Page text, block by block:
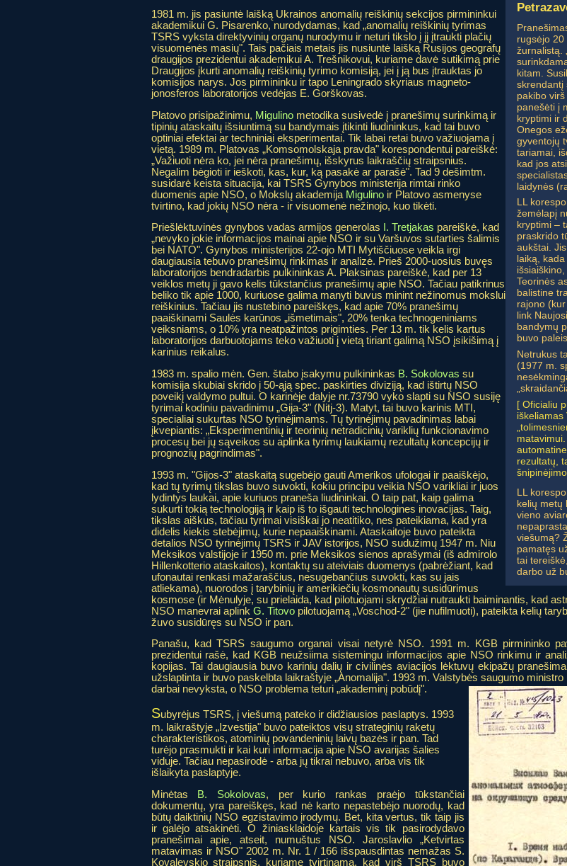
rugsėjo 20
žurnalistą.
kitam.
skrendantį
pakibo
panešėti į
kryptimi ir
Onegos
gyventojų
tariamai,
kad jos
laidynės
LL
žemėlapį
kryptimi –
praskrido
aukštai.
laiką,
Teorinės
balistine
rajono
link
bandymų
buvo
Netrukus
(1977 m.
[ Oficialiu
iškeliamas
rezultatų,
LL
kelių metų
vieno
viešumą?
pamatęs
tai
darbo už
1981 m. jis pasiuntė laišką Ukrainos anomalių reiškinių sekcijos pirmininkui
akademikui G. Pisarenko, nurodydamas, kad „anomalių reiškinių tyrimas
TSRS vyksta direktyvinių organų nurodymu ir neturi tikslo į jį įtraukti plačių
visuomenės masių". Tais pačiais metais jis nusiuntė laišką Rusijos geografų
draugijos prezidentui akademikui A. Trešnikovui, kuriame davė sutikimą prie
Draugijos įkurti anomalių reiškinių tyrimo komisiją, jei į ją bus įtrauktas jo
komisijos narys. Jos pirmininku ir tapo Leningrado skyriaus magneto-
jonosferos laboratorijos vedėjas E. Gorškovas.
Platovo prisipažinimu, Migulinometodika susivedė į pranešimų surinkimą ir
tipinių ataskaitų išsiuntimą su bandymais įtikinti liudininkus, kad tai buvo
optiniai efektai ar techniniai eksperimentai. Tik labai retai buvo važiuojama į
vietą. 1989 m. Platovas „Komsomolskaja pravda" korespondentui pareiškė:
„Važiuoti nėra ko, jei nėra pranešimų, išskyrus laikraščių straipsnius.
Negalim bėgioti ir ieškoti, kas, kur, ką pasakė ar parašė". Tad 9 dešimtm.
susidarė keista situacija, kai TSRS Gynybos ministerija rimtai rinko
duomenis apie NSO, o Mokslų akademija Migulinoir Platovo asmenyse
tvirtino, kad jokių NSO nėra - ir visuomenė nežinojo, kuo tikėti.
Priešlėktuvinės gynybos vadas armijos generolas
I. Tretjakas pareiškė, kad
„nevyko jokie informacijos mainai apie NSO ir su Varšuvos sutarties šalimis
bei NATO". Gynybos ministerijos 22-ojo MTI Mytiščiuose veikla irgi
daugiausia tebuvo pranešimų rinkimas ir analizė. Prieš 2000-uosius buvęs
laboratorijos bendradarbis pulkininkas A. Plaksinas pareiškė, kad per 13
veiklos metų ji gavo kelis tūkstančius pranešimų apie NSO. Tačiau patikrinus
beliko tik apie 1000, kuriuose galima manyti buvus minint nežinomus mokslui
reiškinius. Tačiau jis nustebino pareiškęs, kad apie 70% pranešimų
paaiškinami Saulės karūnos „išmetimais", 20% tenka technogeniniams
veiksniams, o 10% yra neatpažintos prigimties. Per 13 m. tik kelis kartus
laboratorijos darbuotojams teko važiuoti į vietą tiriant galimą NSO įsikišimą į
karinius reikalus.
1983 m. spalio mėn. Gen. štabo įsakymu pulkininkas B. Sokolovas su
komisija skubiai skrido į 50-ąją spec. paskirties diviziją, kad ištirtų NSO
poveikį valdymo pultui. O karinėje dalyje nr.73790 vyko slapti su NSO susiję
tyrimai kodiniu pavadinimu „Gija-3" (Nitj-3). Matyt, tai buvo karinis MTI,
specialiai sukurtas NSO tyrinėjimams. Tų tyrinėjimų pavadinimas labai
įkvepiantis: „Eksperimentinių ir teorinių netradicinių variklių funkcionavimo
procesų bei jų sąveikos su aplinka tyrimų laukiamų rezultatų koncepcijų ir
prognozių pagrindimas".
1993 m. "Gijos-3" ataskaitą sugebėjo gauti Amerikos ufologai ir paaiškėjo,
kad tų tyrimų tikslas buvo suvokti, kokiu principu veikia NSO varikliai ir juos
lydintys laukai, apie kuriuos praneša liudininkai. O taip pat, kaip galima
sukurti tokią technologiją ir kaip iš to išgauti technologines inovacijas. Taig,
tikslas aiškus, tačiau tyrimai visiškai jo neatitiko, nes pateikiama, kad yra
didelis kiekis stebėjimų, kurie nepaaiškinami. Ataskaitoje buvo pateikta
detalios NSO tyrinėjimų TSRS ir JAV istorijos, NSO sudužimų 1947 m. Niu
Meksikos valstijoje ir 1950 m. prie Meksikos sienos aprašymai (iš admirolo
Hillenkotterio ataskaitos), kontaktų su ateiviais duomenys (pabrėžiant, kad
ufonautai renkasi mažaraščius, nesugebančius suvokti, kas su jais
atliekama), nuorodos į tarybinių ir amerikiečių kosmonautų susidūrimus
kosmose (ir Mėnulyje, su prielaida, kad pilotuojami skrydžiai nutraukti baiminantis, kad
NSO manevrai aplink G. Titovopilotuojamą „Voschod-2" (jie nufilmuoti), pateikta kelių
žuvo susidūręs su NSO ir pan.
Panašu, kad TSRS saugumo organai visai netyrė NSO. 1991 m. KGB pirmininko
prezidentui rašė, kad KGB neužsiima sistemingu informacijos apie NSO rinkimu ir
kopijas. Tai daugiausia buvo karinių dalių ir civilinės aviacijos lėktuvų ekipažų
užslaptinta ir buvo paskelbta laikraštyje „Anomalija". 1993 m. Valstybės saugumo
darbai nevyksta, o NSO problema teturi „akademinį pobūdį".
Subyrėjus TSRS, į viešumą pateko ir didžiausios paslaptys. 1993
m. laikraštyje „Izvestija" buvo pateiktos visų strateginių raketų
charakteristikos, atominių povandeninių laivų bazės ir pan. Tad
turėjo prasmukti ir kai kuri informacija apie NSO avarijas šalies
viduje. Tačiau nepasirodė - arba jų tikrai nebuvo, arba vis tik
išlaikyta paslaptyje.
Minėtas B. Sokolovas, per kurio rankas praėjo tūkstančiai
dokumentų, yra pareiškęs, kad nė karto nepastebėjo nuorodų, kad
būtų daiktinių NSO egzistavimo įrodymų. Bet, kita vertus, tik taip jis
ir galėjo atsakinėti. O žiniasklaidoje kartais vis tik pasirodydavo
pranešimai apie, atseit, numuštus NSO. Jaroslavlio „Ketvirtas
matavimas ir NSO" 2002 m. Nr. 1 / 166 išspausdintas nemažas S.
Kovalevskio straipsnis, kuriame tvirtinama, kad virš TSRS buvo